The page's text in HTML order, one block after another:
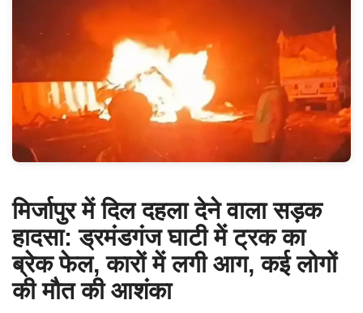
मिर्जापुर में दिल दहला देने वाला सड़क
हादसा: ड्रमंडगंज घाटी में ट्रक का
ब्रेक फेल, कारों में लगी आग, कई लोगों
की मौत की आशंका